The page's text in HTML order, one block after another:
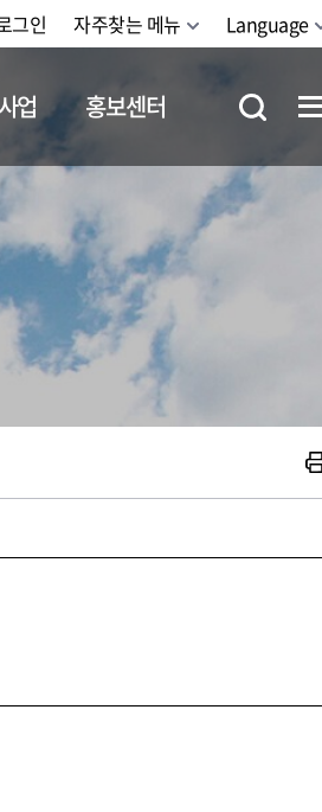
그인 자주찾는 메뉴 Language
업 홍보센터